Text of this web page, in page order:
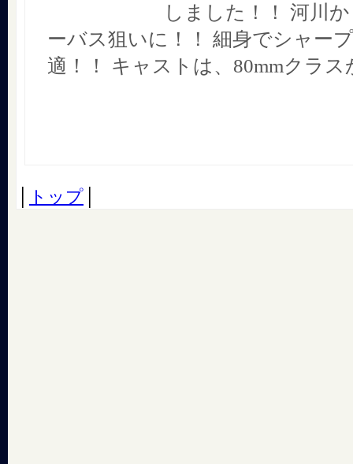
しました！！ 河川
ーバス狙いに！！ 細身でシャー
適！！ キャストは、80mmクラス
トップ